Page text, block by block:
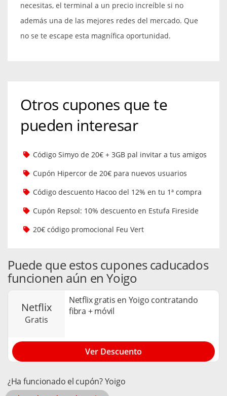
necesitas, el terminal a un precio increíble si no
además una de las mejores redes del mercado. Que
no se te escape esta magnífica oportunidad.
Otros cupones que te
pueden interesar
Código Simyo de 20€ + 3GB pal invitar a tus amigos
Cupón Hipercor de 20€ para nuevos usuarios
Código descuento Hacoo del 12% en tu 1ª compra
Cupón Repsol: 10% descuento en Estufa Fireside
20€ código promocional Feu Vert
Puede que estos cupones caducados
funcionen aún en Yoigo
netflix
gratis
Netflix gratis en Yoigo contratando
fibra + móvil
Ver Descuento
¿Ha funcionado el cupón? Yoigo